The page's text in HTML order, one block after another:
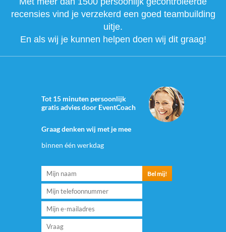
recensies vind je verzekerd een goed teambuilding
uitje.
En als wij je kunnen helpen doen wij dit graag!
Tot 15 minuten persoonlijk
gratis advies door EventCoach
Graag denken wij met je mee
binnen één werkdag